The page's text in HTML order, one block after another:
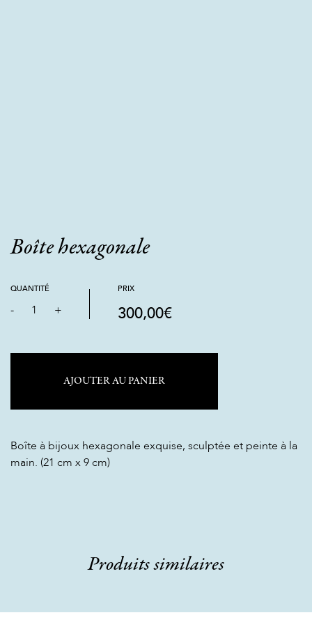
Boîte hexagonale
QUANTITÉ
- 1 +
PRIX
300,00€
AJOUTER AU PANIER
Boîte à bijoux hexagonale exquise, sculptée et peinte à la
main. (21 cm x 9 cm)
Produits similaires